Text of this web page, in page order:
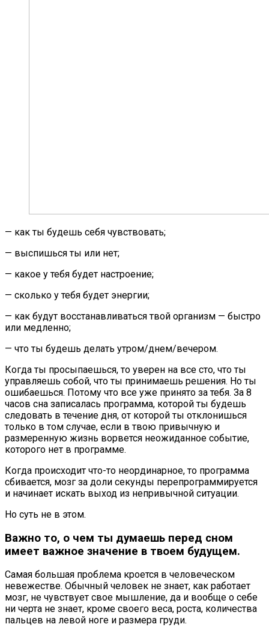
— как ты будешь себя чувствовать;
— выспишься ты или нет;
— какое у тебя будет настроение;
— сколько у тебя будет энергии;
— как будут восстанавливаться твой организм — быстро
или медленно;
— что ты будешь делать утром/днем/вечером.
Когда ты просыпаешься, то уверен на все сто, что ты
управляешь собой, что ты принимаешь решения. Но ты
ошибаешься. Потому что все уже принято за тебя. За 8
часов сна записалась программа, которой ты будешь
следовать в течение дня, от которой ты отклонишься
только в том случае, если в твою привычную и
размеренную жизнь ворвется неожиданное событие,
которого нет в программе.
Когда происходит что-то неординарное, то программа
сбивается, мозг за доли секунды перепрограммируется
и начинает искать выход из непривычной ситуации.
Но суть не в этом.
Важно то, о чем ты думаешь перед сном
имеет важное значение в твоем будущем.
Самая большая проблема кроется в человеческом
невежестве. Обычный человек не знает, как работает
мозг, не чувствует свое мышление, да и вообще о себе
ни черта не знает, кроме своего веса, роста, количества
пальцев на левой ноге и размера груди.